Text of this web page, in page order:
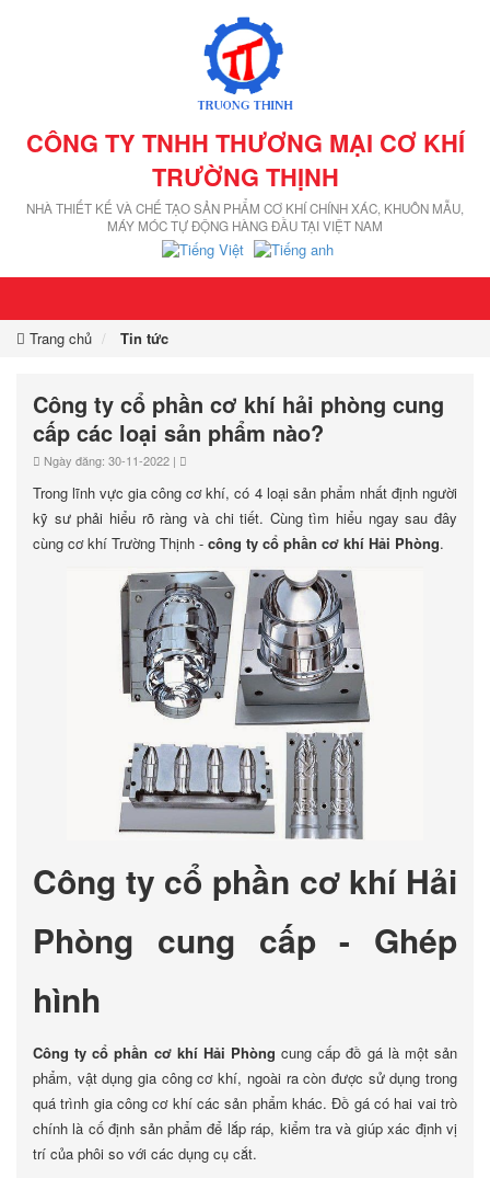
CÔNG TY TNHH THƯƠNG MẠI CƠ KHÍ
TRƯỜNG THỊNH
NHÀ THIẾT KẾ VÀ CHẾ TẠO SẢN PHẨM CƠ KHÍ CHÍNH XÁC, KHUÔN MẪU,
MÁY MÓC TỰ ĐỘNG HÀNG ĐẦU TẠI VIỆT NAM
Trang chủ Tin tức
Công ty cổ phần cơ khí hải phòng cung
cấp các loại sản phẩm nào?
Ngày đăng: 30-11-2022 |
Trong lĩnh vực gia công cơ khí, có 4 loại sản phẩm nhất định người
kỹ sư phải hiểu rõ ràng và chi tiết. Cùng tìm hiểu ngay sau đây
cùng cơ khí Trường Thịnh - công ty cổ phần cơ khí Hải Phòng.
Công ty cổ phần cơ khí Hải
Phòng cung cấp - Ghép
hình
Công ty cổ phần cơ khí Hải Phòng cung cấp đồ gá là một sản
phẩm, vật dụng gia công cơ khí, ngoài ra còn được sử dụng trong
quá trình gia công cơ khí các sản phẩm khác. Đồ gá có hai vai trò
chính là cố định sản phẩm để lắp ráp, kiểm tra và giúp xác định vị
trí của phôi so với các dụng cụ cắt.